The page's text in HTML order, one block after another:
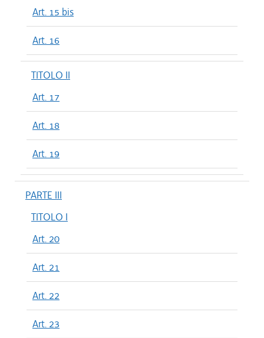
Art. 15 bis
Art. 16
TITOLO II
Art. 17
Art. 18
Art. 19
PARTE III
TITOLO I
Art. 20
Art. 21
Art. 22
Art. 23